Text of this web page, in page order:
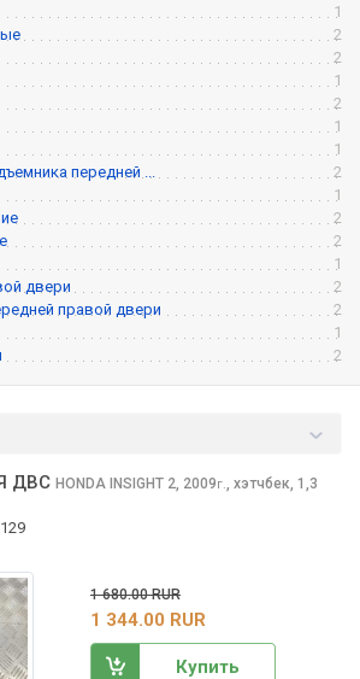
1
2
2
1
2
1
1
передней ...
2
1
2
2
1
двери
2
правой двери
2
1
2
ДВС HONDA INSIGHT 2, 2009г., хэтчбек, 1,3
1 680.00 RUR
1 344.00 RUR
Купить